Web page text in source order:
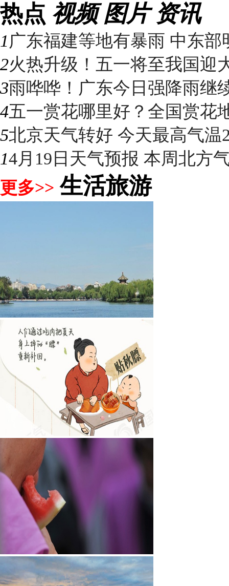
热点 视频 图片 资讯
1 广东福建等地有暴雨 中东部
2火热升级！五一将至我国迎
3雨哗哗！广东今日强降雨继
4五一赏花哪里好？全国赏花
5北京天气转好 今天最高气
14月19日天气预报 本周北方
更多>> 生活旅游